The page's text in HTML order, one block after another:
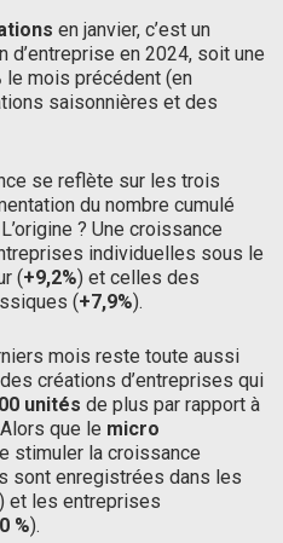
en janvier, c’est un
en 2024, soit une
le mois précédent (en
saisonnières et des
se reflète sur les trois
du nombre cumulé
? Une croissance
individuelles sous le
(+9,2%) et celles des
(+7,9%).
mois reste toute aussi
créations d’entreprises qui
unités de plus par rapport à
que le micro
stimuler la croissance
sont enregistrées dans les
) et les entreprises
%).